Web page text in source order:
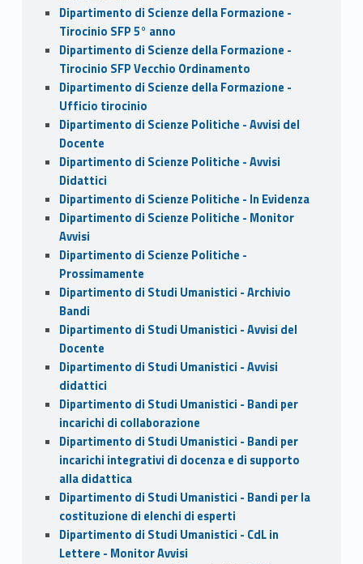
Dipartimento di Scienze della Formazione -
Tirocinio SFP 5° anno
Dipartimento di Scienze della Formazione -
Tirocinio SFP Vecchio Ordinamento
Dipartimento di Scienze della Formazione -
Ufficio tirocinio
Dipartimento di Scienze Politiche - Avvisi del
Docente
Dipartimento di Scienze Politiche - Avvisi
Didattici
Dipartimento di Scienze Politiche - In Evidenza
Dipartimento di Scienze Politiche - Monitor
Avvisi
Dipartimento di Scienze Politiche -
Prossimamente
Dipartimento di Studi Umanistici - Archivio
Bandi
Dipartimento di Studi Umanistici - Avvisi del
Docente
Dipartimento di Studi Umanistici - Avvisi
didattici
Dipartimento di Studi Umanistici - Bandi per
incarichi di collaborazione
Dipartimento di Studi Umanistici - Bandi per
incarichi integrativi di docenza e di supporto
alla didattica
Dipartimento di Studi Umanistici - Bandi per la
costituzione di elenchi di esperti
Dipartimento di Studi Umanistici - CdL in
Lettere - Monitor Avvisi